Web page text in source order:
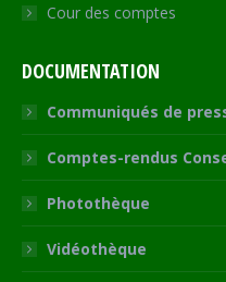
Cour des comptes
DOCUMENTATION
Communiqués de
Comptes-rendus
Photothèque
Vidéothèque